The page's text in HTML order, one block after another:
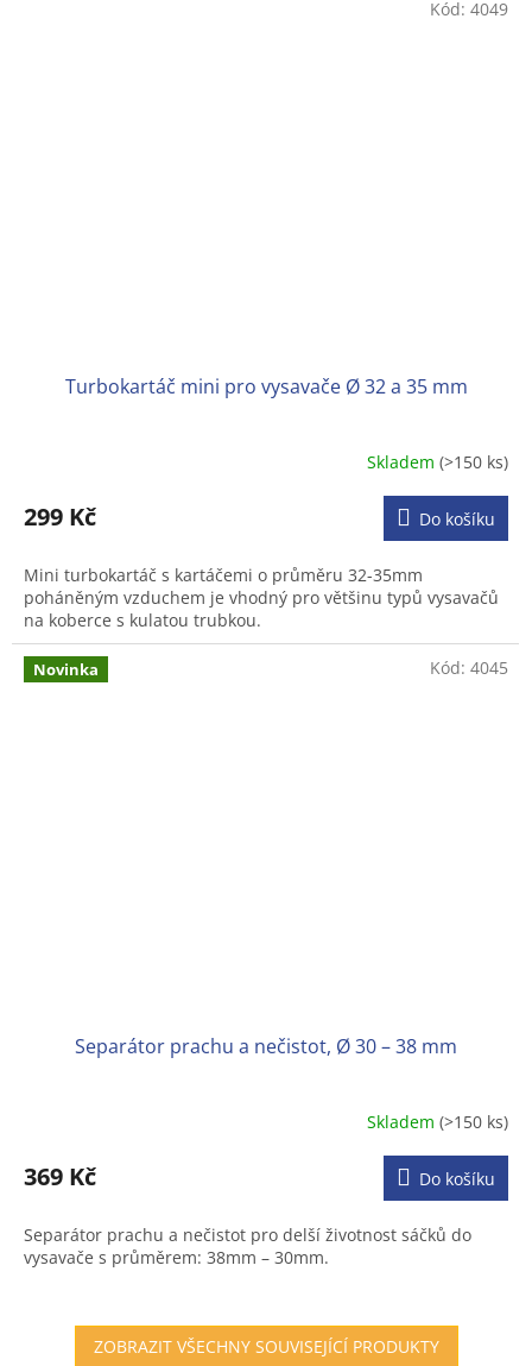
Turbokartáč mini pro vysavače Ø 32 a 35 mm
produktu
je
z
5
hvězdiček.
Skladem(>150 ks)
299 Kč Do košíku
Mini turbokartáč s kartáčemi o průměru 32-35mm
poháněným vzduchem je vhodný pro většinu typů vysavačů
na koberce s kulatou trubkou.
Kód: 4049
Novinka
Separátor prachu a nečistot, Ø 30 – 38 mm
produktu
je
z
5
Skladem(>150 ks)
369 Kč Do košíku
Separátor prachu a nečistot pro delší životnost sáčků do
vysavače s průměrem: 38mm – 30mm.
Kód: 4045
ZOBRAZIT VŠECHNY SOUVISEJÍCÍ PRODUKTY